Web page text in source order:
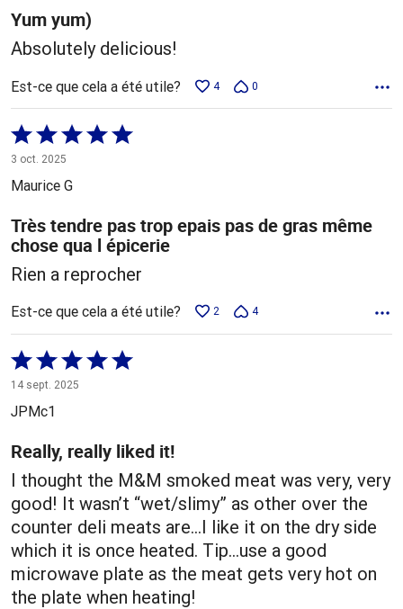
Yum yum)
Absolutely delicious!
Est-ce que cela a été utile? 4 0
Coté
5 sur
5
3 oct. 2025
Maurice G
Très tendre pas trop epais pas de gras même
chose qua l épicerie
Rien a reprocher
Est-ce que cela a été utile? 2 4
Coté
5 sur
5
14 sept. 2025
JPMc1
Really, really liked it!
I thought the M&M smoked meat was very, very
good! It wasn’t “wet/slimy” as other over the
counter deli meats are…I like it on the dry side
which it is once heated. Tip…use a good
microwave plate as the meat gets very hot on
the plate when heating!